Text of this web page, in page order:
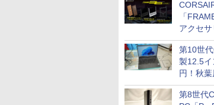
「
アクセサ
木製パ
応トレイ
第10世
製12.5
円！秋
第8世代